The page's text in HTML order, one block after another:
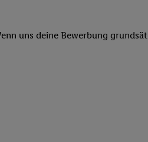
uns deine Bewerbung
der Daten und zu Ihrem Recht,
Sie in unseren
Fehlerbehebung, Bereitstellung und